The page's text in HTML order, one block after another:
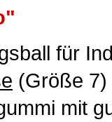
für
(Größe
mit